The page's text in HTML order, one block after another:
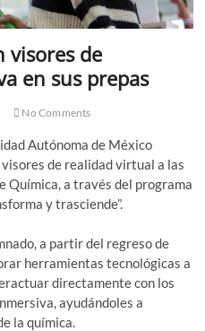
visores de
en sus prepas
No Comments
Autónoma de México
de realidad virtual a las
Química, a través del programa
y trasciende”.
a partir del regreso de
herramientas tecnológicas a
directamente con los
ayudándoles a
la química.